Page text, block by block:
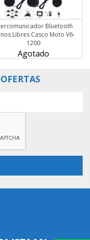
Bluetooth
Libres Casco Moto V6-
1200
Agotado